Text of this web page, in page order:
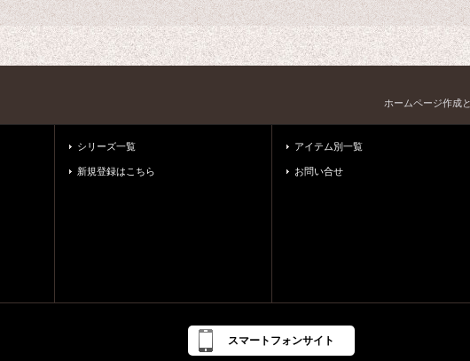
ホームページ作成
シリーズ一覧
新規登録はこちら
アイテム別一覧
お問い合せ
スマートフォンサイト